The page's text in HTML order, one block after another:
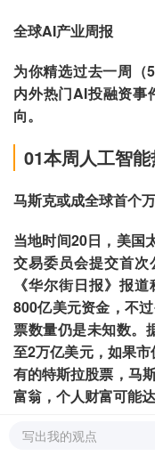
全球AI产业周报
为你精选过去一周（
内外热门AI投融资事
向。
01本周人工智
马斯克或成全球首个
当地时间20日，美国
交易委员会提交首次
《华尔街日报》报
800亿美元资金，不
票数量仍是未知数。
至2万亿美元，如果
有的特斯拉股票，马
富翁，个人财富可能
写出我的观点